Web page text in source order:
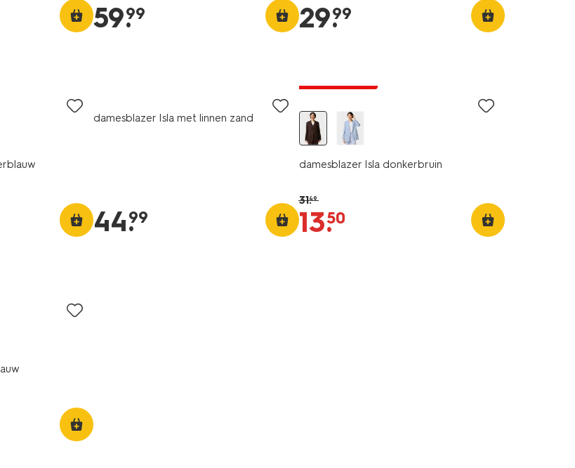
59.
99 29.
99
damesblazer Isla met linnen zand
44.
99
damesblazer Isla donkerbruin
31.49
13.
50